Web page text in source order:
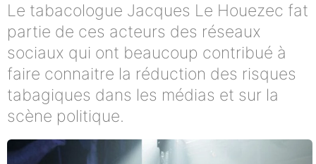
Le tabacologue Jacques Le Houezec fat
partie de ces acteurs des réseaux
sociaux qui ont beaucoup contribué à
faire connaitre la réduction des risques
tabagiques dans les médias et sur la
scène politique.